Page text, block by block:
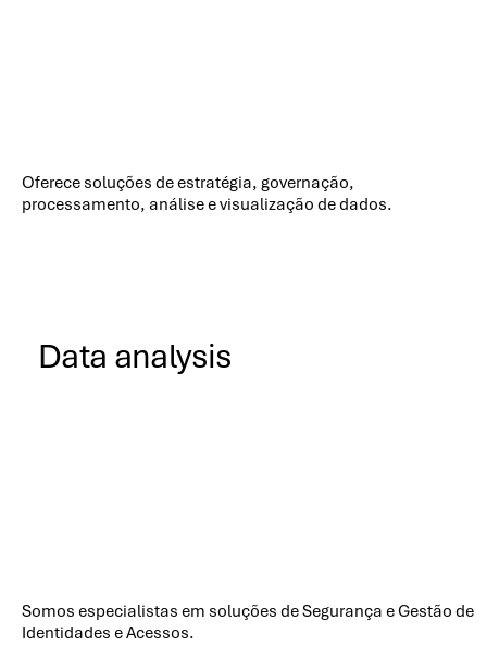
Oferece soluções de estratégia, governação,
processamento, análise e visualização de dados.
Data analysis
Somos especialistas em soluções de Segurança e Gestão de
Identidades e Acessos.